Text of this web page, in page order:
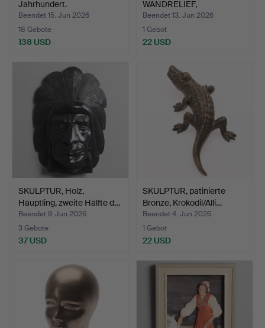
Jahrhundert.
Beendet 15. Jun 2026
18 Gebote
138 USD
WANDRELIEF,
geschnitztes H…
Beendet 13. Jun 2026
1 Gebot
22 USD
SKULPTUR, Holz,
Häuptling, zweite Hälfte d…
Beendet 9. Jun 2026
3 Gebote
37 USD
SKULPTUR, patinierte
Bronze, Krokodil/Alli…
Beendet 4. Jun 2026
1 Gebot
22 USD